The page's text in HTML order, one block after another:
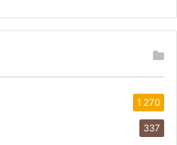
1 270
337